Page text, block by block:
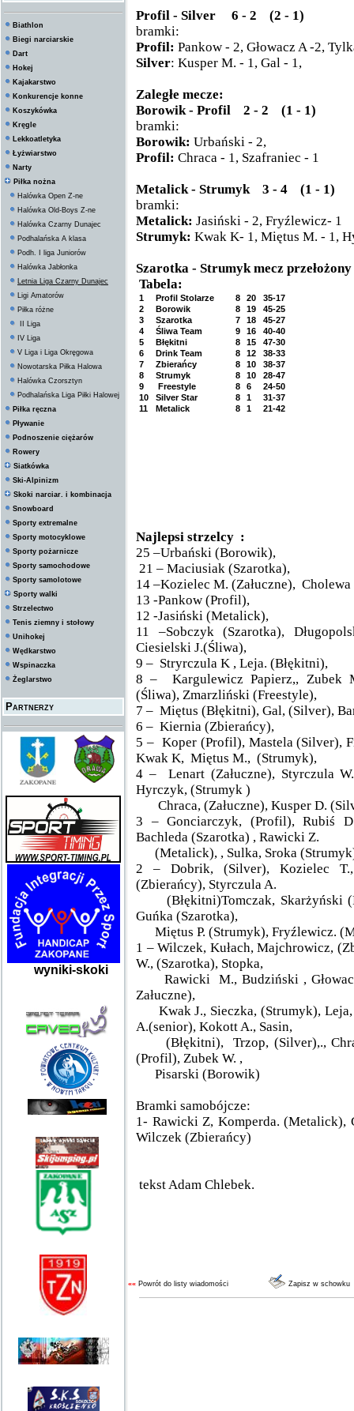
Biathlon
Biegi narciarskie
Dart
Hokej
Kajakarstwo
Konkurencje konne
Koszykówka
Kręgle
Lekkoatletyka
Łyżwiarstwo
Narty
Piłka nożna
Halówka Open Z-ne
Halówka Old-Boys Z-ne
Halówka Czarny Dunajec
Podhalańska A klasa
Podh. I liga Juniorów
Halówka Jabłonka
Letnia Liga Czarny Dunajec
Ligi Amatorów
Piłka różne
II Liga
IV Liga
V Liga i Liga Okręgowa
Nowotarska Piłka Halowa
Halówka Czorsztyn
Podhalańska Liga Piłki Halowej
Piłka ręczna
Pływanie
Podnoszenie ciężarów
Rowery
Siatkówka
Ski-Alpinizm
Skoki narciar. i kombinacja
Snowboard
Sporty extremalne
Sporty motocyklowe
Sporty pożarnicze
Sporty samochodowe
Sporty samolotowe
Sporty walki
Strzelectwo
Tenis ziemny i stołowy
Unihokej
Wędkarstwo
Wspinaczka
Żeglarstwo
Partnerzy
wyniki-skoki
Profil - Silver 6 - 2 (2 - 1)
bramki:
Profil: Pankow - 2, Głowacz A -2,
Silver: Kusper M. - 1, Gal - 1,
Zaległe mecze:
Borowik - Profil 2 - 2 (1 - 1)
bramki:
Borowik: Urbański - 2,
Profil: Chraca - 1, Szafraniec - 1
Metalick - Strumyk 3 - 4 (1 - 1)
bramki:
Metalick: Jasiński - 2, Fryźlewicz- 1
Strumyk: Kwak K- 1, Miętus M. - 1,
Szarotka - Strumyk mecz przełożony
Tabela:
1 Profil Stolarze 8 20
35-17
2
Borowik 8 19
45-25
3
Szarotka 7 18
45-27
4
Śliwa Team 9 16
40-40
5
Błękitni 8 15
47-30
6
Drink Team 8 12
38-33
7
Zbierańcy 8 10
38-37
8
Strumyk 8 10
28-47
9
Freestyle 8 6
24-50
10
Silver Star 8 1
31-37
11
Metalick 8 1 21-42
Najlepsi strzelcy :
25 –Urbański (Borowik),
21 – Maciusiak (Szarotka),
14 –Kozielec M. (Załuczne),
13 -Pankow (Profil),
12 -Jasiński (Metalick),
11 –Sobczyk (Szarotka),
Ciesielski J.(Śliwa),
9 – Stryrczula K , Leja. (Błękitni),
8 – Kargulewicz Papierz,, Zubek
(Śliwa), Zmarzliński (Freestyle),
7 – Miętus (Błękitni), Gal, (Silver),
6 – Kiernia (Zbierańcy),
5 – Koper (Profil), Mastela (Silver),
Kwak K, Miętus M., (Strumyk),
4 – Lenart (Załuczne), Styrczula
Hyrczyk, (Strumyk )
Chraca, (Załuczne), Kusper D.
3 – Gonciarczyk, (Profil), Rubiś
Bachleda (Szarotka) , Rawicki Z.
(Metalick), , Sulka, Sroka
2 – Dobrik, (Silver), Kozielec T.,
(Zbierańcy), Styrczula A.
(Błękitni)Tomczak, Skarżyński
Guńka (Szarotka),
Miętus P. (Strumyk), Fryźlewicz.
1 – Wilczek, Kułach, Majchrowicz,
W., (Szarotka), Stopka,
Rawicki M., Budziński ,
Załuczne),
Kwak J., Sieczka, (Strumyk),
A.(senior), Kokott A., Sasin,
(Błękitni), Trzop, (Silver),.,
(Profil), Zubek W. ,
Pisarski (Borowik)
Bramki samobójcze:
1- Rawicki Z, Komperda.
Wilczek (Zbierańcy)
tekst Adam Chlebek.
«« Powrót do listy wiadomości Zapisz w schowku